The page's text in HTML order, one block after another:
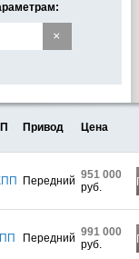
×
Привод Цена
Передний 951 000
руб.
Передний 991 000
руб.